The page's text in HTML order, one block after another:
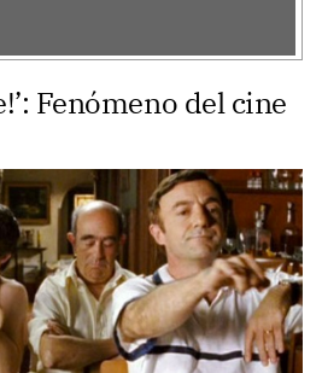
Fenómeno del cine